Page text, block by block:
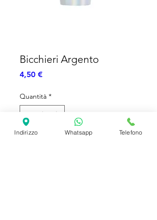
Bicchieri Argento
4,50 €Prezzo
Quantità *
Indirizzo Whatsapp Telefono